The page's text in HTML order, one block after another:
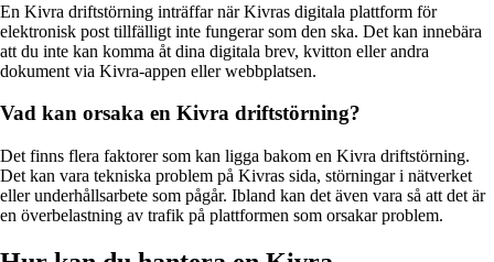
En Kivra driftstörning inträffar när Kivras digitala plattform för
elektronisk post tillfälligt inte fungerar som den ska. Det kan innebära
att du inte kan komma åt dina digitala brev, kvitton eller andra
dokument via Kivra-appen eller webbplatsen.
Vad kan orsaka en Kivra driftstörning?
Det finns flera faktorer som kan ligga bakom en Kivra driftstörning.
Det kan vara tekniska problem på Kivras sida, störningar i nätverket
eller underhållsarbete som pågår. Ibland kan det även vara så att det är
en överbelastning av trafik på plattformen som orsakar problem.